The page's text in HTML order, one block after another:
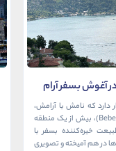
آغوش بسفر آرام
دارد که نامش با آرامش،
زیبایی و زندگی لوکس گره خورده است. ببک (Bebek)، بیش از یک منطقه
خیره‌کننده بسفر با
در هم آمیخته و تصویری